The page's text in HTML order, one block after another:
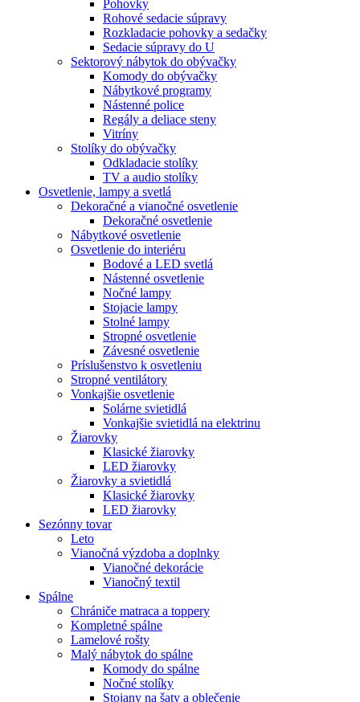
Pohovky
Rohové sedacie súpravy
Rozkladacie pohovky a sedačky
Sedacie súpravy do U
Sektorový nábytok do obývačky
Komody do obývačky
Nábytkové programy
Nástenné police
Regály a deliace steny
Vitríny
Stolíky do obývačky
Odkladacie stolíky
TV a audio stolíky
Osvetlenie, lampy a svetlá
Dekoračné a vianočné osvetlenie
Dekoračné osvetlenie
Nábytkové osvetlenie
Osvetlenie do interiéru
Bodové a LED svetlá
Nástenné osvetlenie
Nočné lampy
Stojacie lampy
Stolné lampy
Stropné osvetlenie
Závesné osvetlenie
Príslušenstvo k osvetleniu
Stropné ventilátory
Vonkajšie osvetlenie
Solárne svietidlá
Vonkajšie svietidlá na elektrinu
Žiarovky
Klasické žiarovky
LED žiarovky
Žiarovky a svietidlá
Klasické žiarovky
LED žiarovky
Sezónny tovar
Leto
Vianočná výzdoba a doplnky
Vianočné dekorácie
Vianočný textil
Spálne
Chrániče matraca a toppery
Kompletné spálne
Lamelové rošty
Malý nábytok do spálne
Komody do spálne
Nočné stolíky
Stojany na šaty a oblečenie